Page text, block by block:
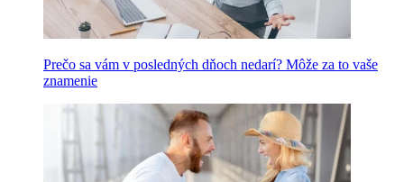
Prečo sa vám v posledných dňoch nedarí? Môže za to vaše
znamenie